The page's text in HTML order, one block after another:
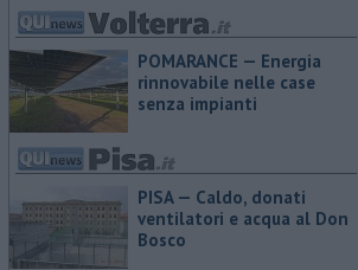
POMARANCE — Energia
rinnovabile nelle case
senza impianti
PISA — Caldo, donati
ventilatori e acqua al Don
Bosco